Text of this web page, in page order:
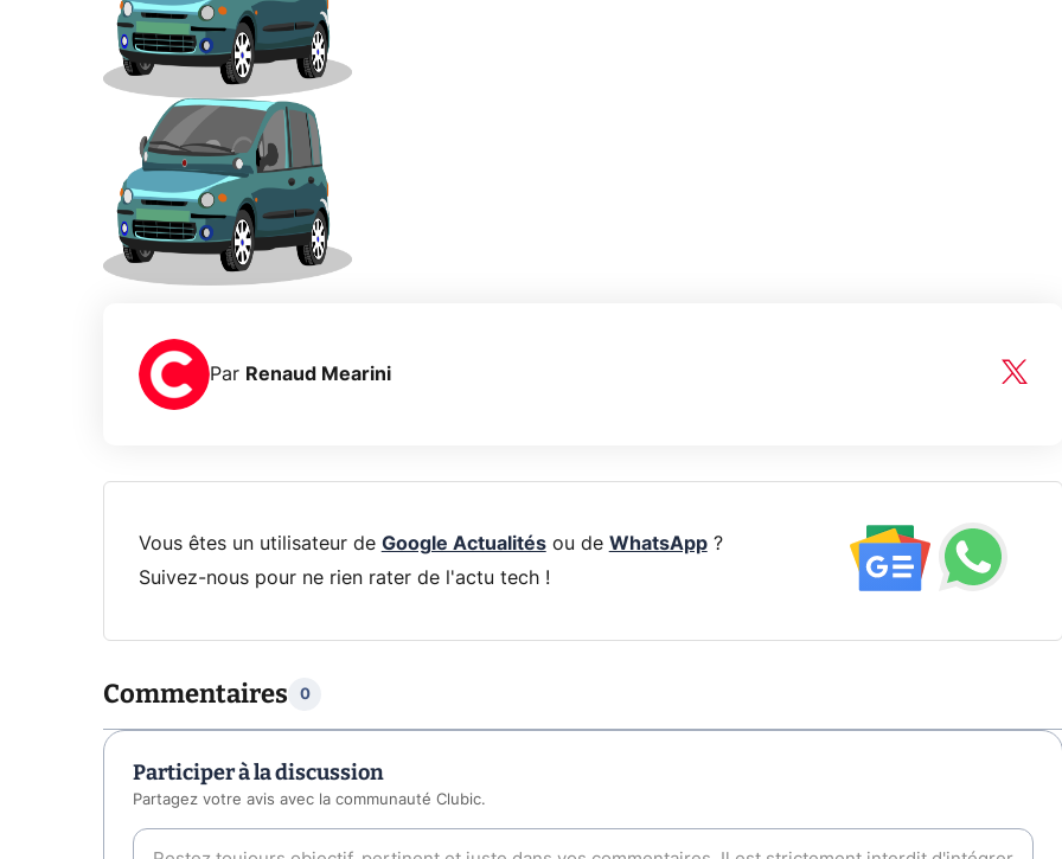
Par Renaud Mearini
Vous êtes un utilisateur de Google Actualitésou de WhatsApp?
Suivez-nous pour ne rien rater de l'actu tech !
Commentaires 0
Participer à la discussion
Partagez votre avis avec la communauté Clubic.